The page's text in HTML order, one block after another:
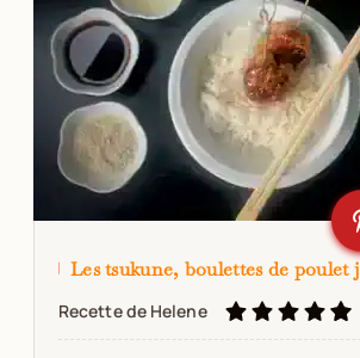
Les tsukune, boulettes de poulet
Recette de Helene